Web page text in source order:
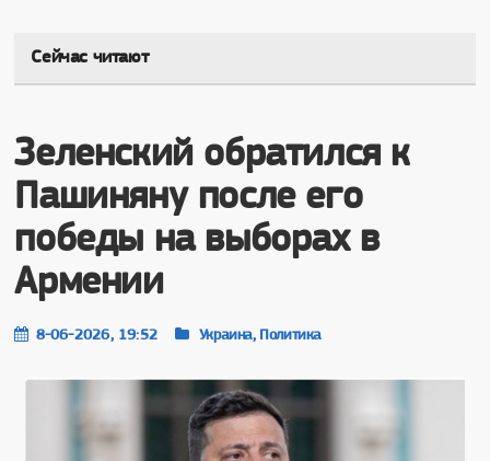
Сейчас читают
Зеленский обратился к
Пашиняну после его
победы на выборах в
Армении
8-06-2026, 19:52 Украина, Политика